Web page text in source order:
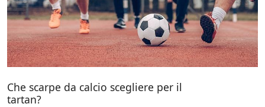
Che scarpe da calcio scegliere per il
tartan?